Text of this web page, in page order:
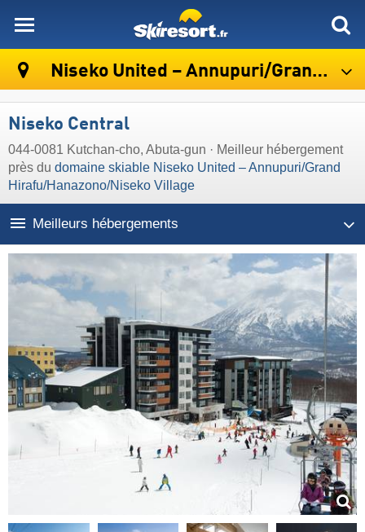
Niseko United – Annupuri/​Grand Hirafu/​Hanazono/​Niseko Village
Niseko Central
044-0081 Kutchan-cho, Abuta-gun · Meilleur hébergement
près du domaine skiable Niseko United – Annupuri/​Grand
Hirafu/​Hanazono/​Niseko Village
Meilleurs hébergements